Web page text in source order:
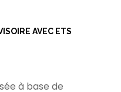
AVEC ETS